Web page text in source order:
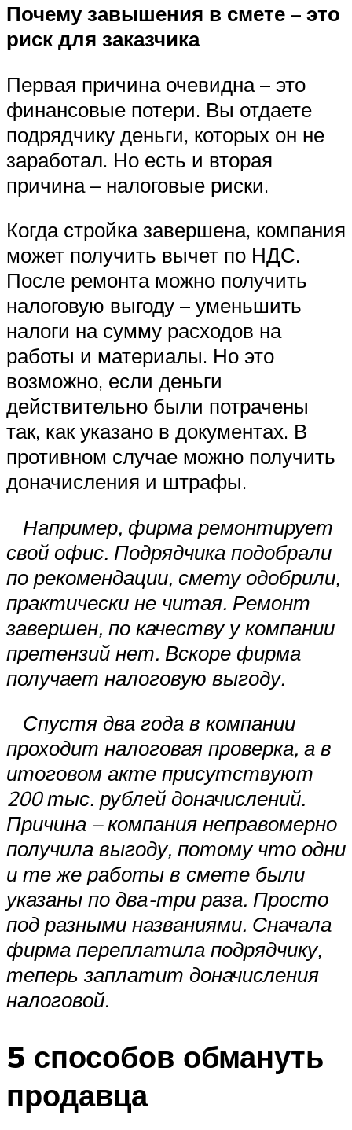
Почему завышения в смете – это
риск для заказчика
Первая причина очевидна – это
финансовые потери. Вы отдаете
подрядчику деньги, которых он не
заработал. Но есть и вторая
причина – налоговые риски.
Когда стройка завершена, компания
может получить вычет по НДС.
После ремонта можно получить
налоговую выгоду – уменьшить
налоги на сумму расходов на
работы и материалы. Но это
возможно, если деньги
действительно были потрачены
так, как указано в документах. В
противном случае можно получить
доначисления и штрафы.
Например, фирма ремонтирует
свой офис. Подрядчика подобрали
по рекомендации, смету одобрили,
практически не читая. Ремонт
завершен, по качеству у компании
претензий нет. Вскоре фирма
получает налоговую выгоду.
Спустя два года в компании
проходит налоговая проверка, а в
итоговом акте присутствуют
200 тыс. рублей доначислений.
Причина – компания неправомерно
получила выгоду, потому что одни
и те же работы в смете были
указаны по два-три раза. Просто
под разными названиями. Сначала
фирма переплатила подрядчику,
теперь заплатит доначисления
налоговой.
5 способов обмануть
продавца